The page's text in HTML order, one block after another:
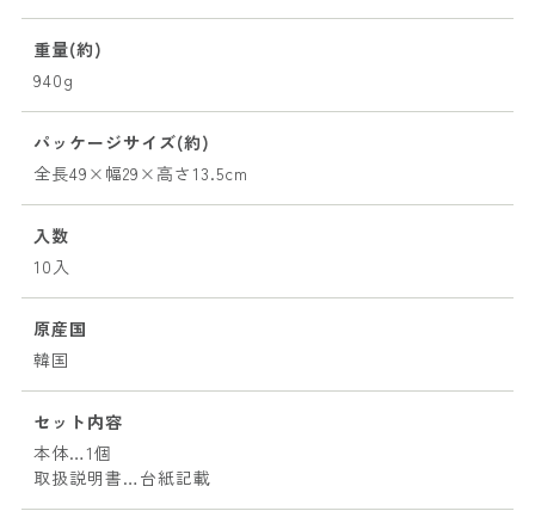
重量(約)
940g
パッケージサイズ(約)
全長49×幅29×高さ13.5cm
入数
10入
原産国
韓国
セット内容
本体…1個
取扱説明書…台紙記載